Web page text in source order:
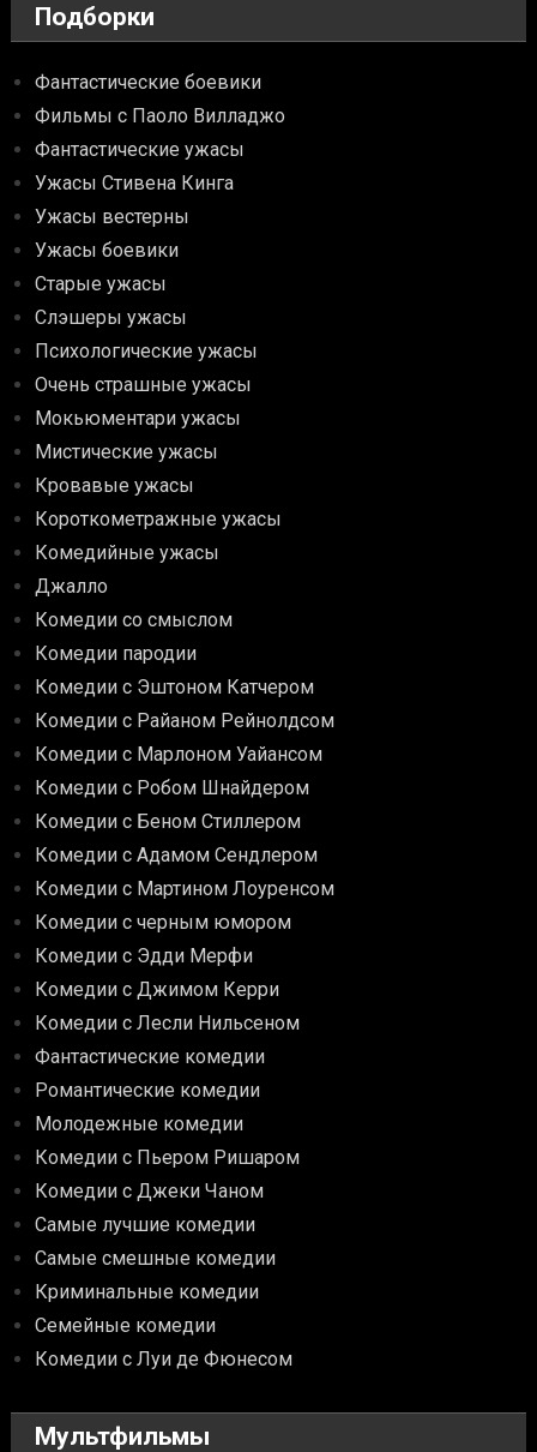
Подборки
Фантастические боевики
Фильмы с Паоло Вилладжо
Фантастические ужасы
Ужасы Стивена Кинга
Ужасы вестерны
Ужасы боевики
Старые ужасы
Слэшеры ужасы
Психологические ужасы
Очень страшные ужасы
Мокьюментари ужасы
Мистические ужасы
Кровавые ужасы
Короткометражные ужасы
Комедийные ужасы
Джалло
Комедии со смыслом
Комедии пародии
Комедии с Эштоном Катчером
Комедии с Райаном Рейнолдсом
Комедии с Марлоном Уайансом
Комедии с Робом Шнайдером
Комедии с Беном Стиллером
Комедии с Адамом Сендлером
Комедии с Мартином Лоуренсом
Комедии с черным юмором
Комедии с Эдди Мерфи
Комедии с Джимом Керри
Комедии с Лесли Нильсеном
Фантастические комедии
Романтические комедии
Молодежные комедии
Комедии с Пьером Ришаром
Комедии с Джеки Чаном
Самые лучшие комедии
Самые смешные комедии
Криминальные комедии
Семейные комедии
Комедии с Луи де Фюнесом
Мультфильмы